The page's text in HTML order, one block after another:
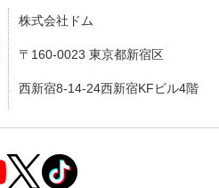
株式会社ドム
〒160-0023 東京都新宿区
西新宿8-14-24西新宿KFビル4階